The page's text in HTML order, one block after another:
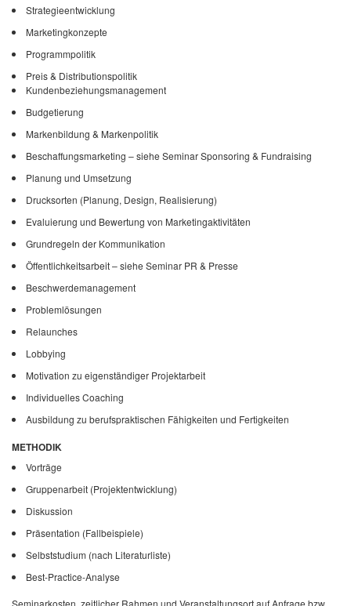
Strategieentwicklung
Marketingkonzepte
Programmpolitik
Preis & Distributionspolitik
Kundenbeziehungsmanagement
Budgetierung
Markenbildung & Markenpolitik
Beschaffungsmarketing – siehe Seminar Sponsoring & Fundraising
Planung und Umsetzung
Drucksorten (Planung, Design, Realisierung)
Evaluierung und Bewertung von Marketingaktivitäten
Grundregeln der Kommunikation
Öffentlichkeitsarbeit – siehe Seminar PR & Presse
Beschwerdemanagement
Problemlösungen
Relaunches
Lobbying
Motivation zu eigenständiger Projektarbeit
Individuelles Coaching
Ausbildung zu berufspraktischen Fähigkeiten und Fertigkeiten
METHODIK
Vorträge
Gruppenarbeit (Projektentwicklung)
Diskussion
Präsentation (Fallbeispiele)
Selbststudium (nach Literaturliste)
Best-Practice-Analyse
Seminarkosten, zeitlicher Rahmen und Veranstaltungsort auf Anfrage bzw.